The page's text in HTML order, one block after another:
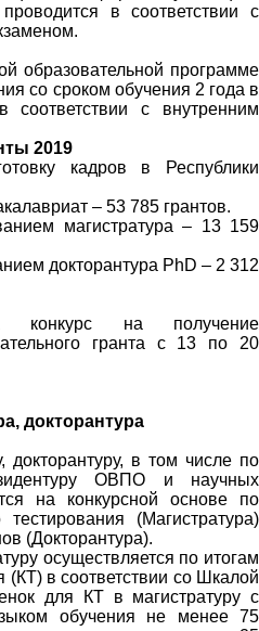
в соответствии с
образовательной программе
со сроком обучения 2 года в
соответствии с внутренним
2019
кадров в Республики
– 53 785 грантов.
магистратура – 13 159
докторантура PhD – 2 312
конкурс на получение
гранта с 13 по 20
докторантура
докторантуру, в том числе по
ОВПО и научных
на конкурсной основе по
тестирования (Магистратура)
(Докторантура).
осуществляется по итогам
(КТ) в соответствии со Шкалой
для КТ в магистратуру с
обучения не менее 75